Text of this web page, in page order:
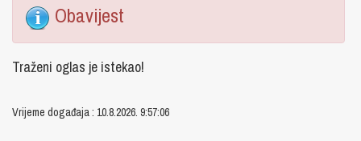
Obavijest
Traženi oglas je istekao!
Vrijeme događaja : 10.8.2026. 9:57:06